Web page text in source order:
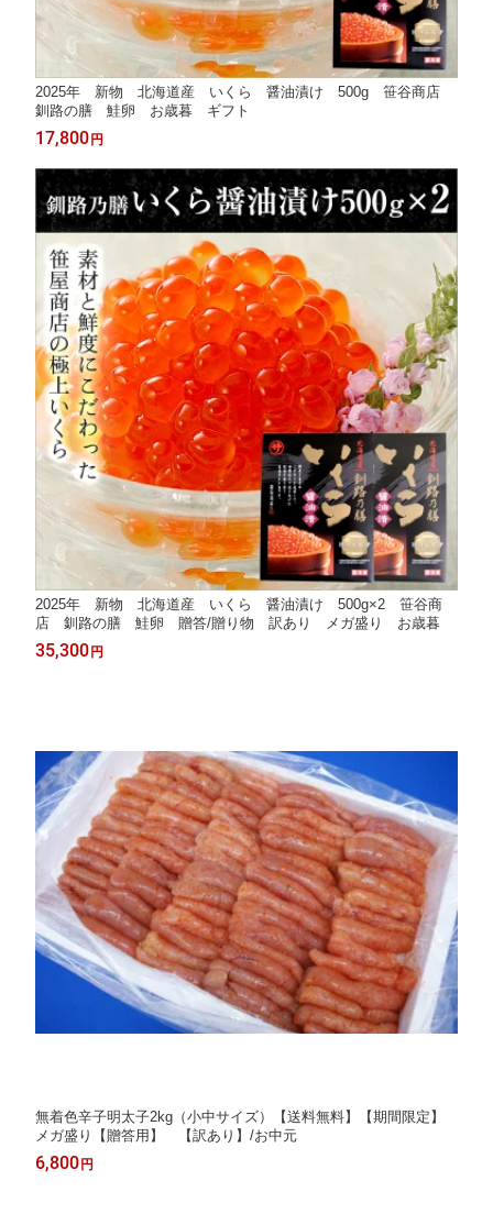
2025年 新物 北海道産 いくら 醤油漬け 500g 笹谷商店
釧路の膳 鮭卵 お歳暮 ギフト
17,800 円
2025年 新物 北海道産 いくら 醤油漬け 500g×2 笹谷商
店 釧路の膳 鮭卵 贈答/贈り物 訳あり メガ盛り お歳暮
35,300 円
無着色辛子明太子2kg（小中サイズ）【送料無料】【期間限定】
メガ盛り【贈答用】 【訳あり】/お中元
6,800 円